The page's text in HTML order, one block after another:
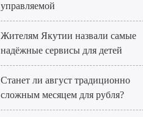
управляемой
Жителям Якутии назвали самые
надёжные сервисы для детей
Станет ли август традиционно
сложным месяцем для рубля?